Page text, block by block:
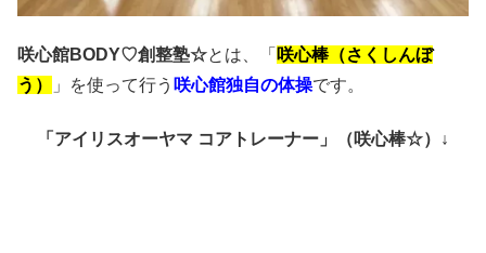
咲心館BODY♡創整塾☆とは、「 咲心棒（さくしんぼ
う）
」を使って行う 咲心館独自の体操です。
「アイリスオーヤマ コアトレーナー」（咲心棒☆）↓